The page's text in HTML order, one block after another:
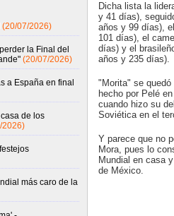
(20/07/2026)
la Final del
(20/07/2026)
a España en final
de los
2026)
más caro de la
Dicha lista la
y 41 días),
años y 99 días),
101 días), el
días) y el
años y 235 días).
"Morita" se
hecho por Pelé
cuando hizo su
Soviética en el
Y parece que no
Mora, pues lo
Mundial en casa
de México.